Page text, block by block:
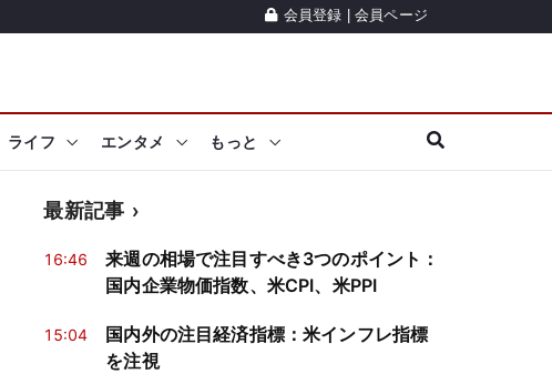
会員登録 会員ページ
ライフ エンタメ もっと
最新記事
16:46
来週の相場で注目すべき3つのポイント：
国内企業物価指数、米CPI、米PPI
15:04
国内外の注目経済指標：米インフレ指標
を注視